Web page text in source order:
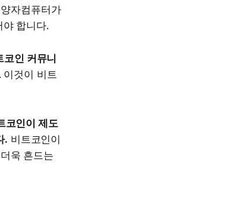
자컴퓨터가
합니다.
코인 커뮤니
이것이 비트
코인이 제도
. 비트코인이
욱 흔드는